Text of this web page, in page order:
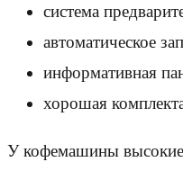
система
автоматическое
информативная
хорошая
У кофемашины высокие